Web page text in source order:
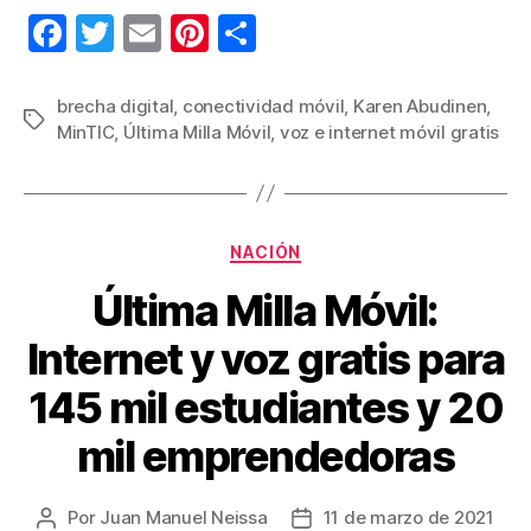
F
c
e
b
T
tt
er
E
ail
Pi
er
e
st
m
p
ar
Etiquetas
brecha digital, conectividad móvil, Karen Abudinen,
MinTIC, Última Milla Móvil, voz e internet móvil gratis
Categorías
NACIÓN
Última Milla Móvil:
Internet y voz gratis para
145 mil estudiantes y 20
mil emprendedoras
Autor
Por Juan Manuel Neissa
Fecha11 de marzo de 2021